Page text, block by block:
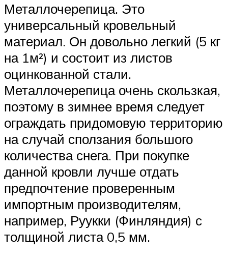
Металлочерепица. Это
универсальный кровельный
материал. Он довольно легкий (5 кг
на 1м²) и состоит из листов
оцинкованной стали.
Металлочерепица очень скользкая,
поэтому в зимнее время следует
ограждать придомовую территорию
на случай сползания большого
количества снега. При покупке
данной кровли лучше отдать
предпочтение проверенным
импортным производителям,
например, Руукки (Финляндия) с
толщиной листа 0,5 мм.